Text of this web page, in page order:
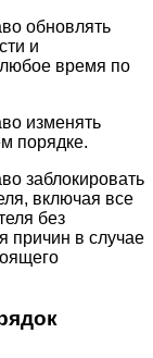
обновлять
и
время по
изменять
порядке.
заблокировать
включая все
без
причин в случае